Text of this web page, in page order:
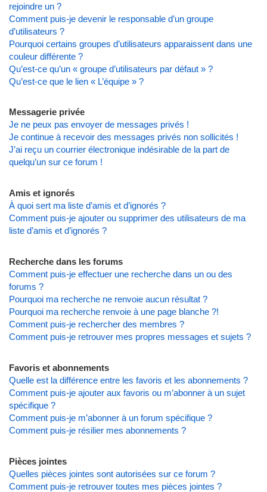
rejoindre un ?
Comment puis-je devenir le responsable d’un groupe
d’utilisateurs ?
Pourquoi certains groupes d’utilisateurs apparaissent dans une
couleur différente ?
Qu’est-ce qu’un « groupe d’utilisateurs par défaut » ?
Qu’est-ce que le lien « L’équipe » ?
Messagerie privée
Je ne peux pas envoyer de messages privés !
Je continue à recevoir des messages privés non sollicités !
J’ai reçu un courrier électronique indésirable de la part de
quelqu’un sur ce forum !
Amis et ignorés
À quoi sert ma liste d’amis et d’ignorés ?
Comment puis-je ajouter ou supprimer des utilisateurs de ma
liste d’amis et d’ignorés ?
Recherche dans les forums
Comment puis-je effectuer une recherche dans un ou des
forums ?
Pourquoi ma recherche ne renvoie aucun résultat ?
Pourquoi ma recherche renvoie à une page blanche ?!
Comment puis-je rechercher des membres ?
Comment puis-je retrouver mes propres messages et sujets ?
Favoris et abonnements
Quelle est la différence entre les favoris et les abonnements ?
Comment puis-je ajouter aux favoris ou m’abonner à un sujet
spécifique ?
Comment puis-je m’abonner à un forum spécifique ?
Comment puis-je résilier mes abonnements ?
Pièces jointes
Quelles pièces jointes sont autorisées sur ce forum ?
Comment puis-je retrouver toutes mes pièces jointes ?